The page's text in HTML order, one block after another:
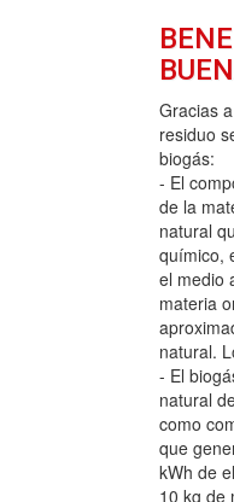
Gracias
residuo
biogás:
- El
de la
natural
químico,
el medio
materia
natural.
- El
natural
como
que
kWh de
10 kg de